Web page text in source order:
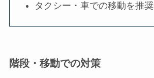
タクシー・車での移動を推奨
階段・移動での対策